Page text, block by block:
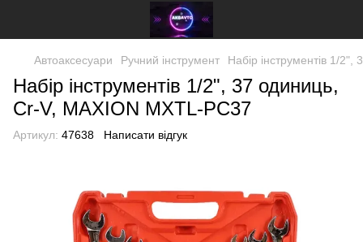
Автоаксесуари Ручний інструмент Набір інструментів 1/
Набір інструментів 1/2", 37 одиниць,
Cr-V, MAXION MXTL-PC37
Артикул: 47638 Написати відгук